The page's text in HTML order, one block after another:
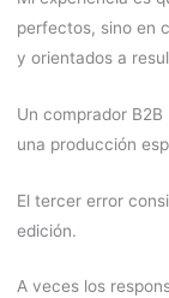
perfectos, sino en
y orientados a
Un comprador
una producción
El tercer error
edición.
A veces los